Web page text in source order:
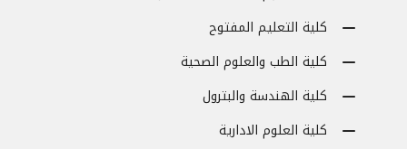
كلية التعليم المفتوح
كلية الطب والعلوم الصحية
كلية الهندسة والبترول
كلية العلوم الادارية